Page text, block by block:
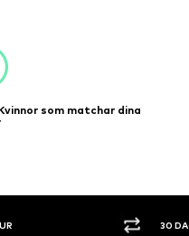
som matchar dina
SHOPPA NU.